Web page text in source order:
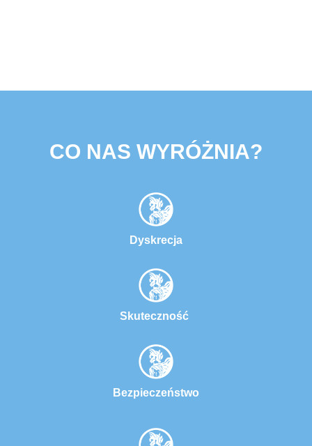
CO NAS WYRÓŻNIA?
Dyskrecja
Skuteczność
Bezpieczeństwo